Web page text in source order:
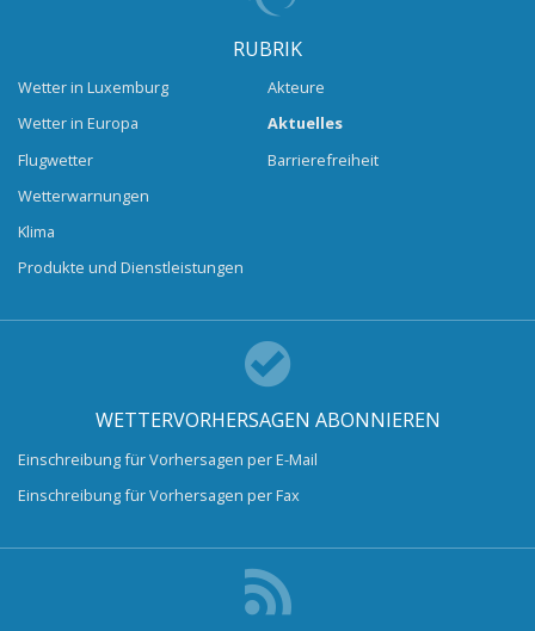
RUBRIK
Wetter in Luxemburg
Wetter in Europa
Flugwetter
Wetterwarnungen
Klima
Produkte und Dienstleistungen
Akteure
Aktuelles
Barrierefreiheit
WETTERVORHERSAGEN ABONNIEREN
Einschreibung für Vorhersagen per E-Mail
Einschreibung für Vorhersagen per Fax